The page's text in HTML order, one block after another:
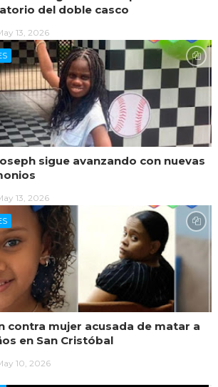
del doble casco
13, 2026
sigue avanzando con nuevas
13, 2026
contra mujer acusada de matar a
en San Cristóbal
10, 2026